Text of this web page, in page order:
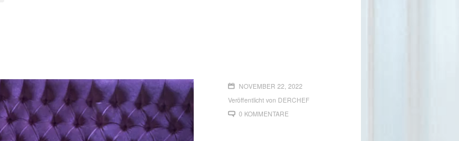
NOVEMBER 22, 2022
Veröffentlicht von DERCHEF
0 KOMMENTARE